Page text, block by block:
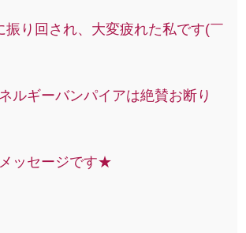
振り回され、大変疲れた私です(￣
ルギーバンパイアは絶賛お断り
ッセージです★